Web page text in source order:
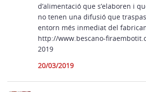
d’alimentació que s’elaboren i
no tenen una difusió que
entorn més inmediat del
http://www.bescano-
2019
20/03/2019